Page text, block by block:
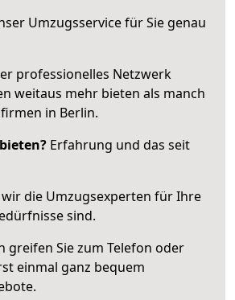
Umzugsservice für Sie genau
professionelles Netzwerk
weitaus mehr bieten als manch
in Berlin.
Erfahrung und das seit
wir die Umzugsexperten für Ihre
sind.
greifen Sie zum Telefon oder
einmal ganz bequem